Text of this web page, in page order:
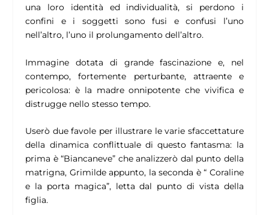
una loro identità ed individualità, si perdono i
confini e i soggetti sono fusi e confusi l’uno
nell’altro, l’uno il prolungamento dell’altro.
Immagine dotata di grande fascinazione e, nel
contempo, fortemente perturbante, attraente e
pericolosa: è la madre onnipotente che vivifica e
distrugge nello stesso tempo.
Userò due favole per illustrare le varie sfaccettature
della dinamica conflittuale di questo fantasma: la
prima è “Biancaneve” che analizzerò dal punto della
matrigna, Grimilde appunto, la seconda è “ Coraline
e la porta magica”, letta dal punto di vista della
figlia.